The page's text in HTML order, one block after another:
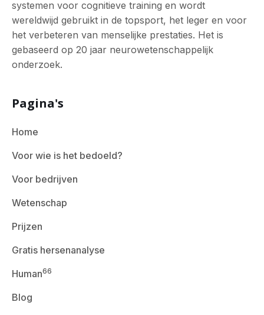
systemen voor cognitieve training en wordt
wereldwijd gebruikt in de topsport, het leger en voor
het verbeteren van menselijke prestaties. Het is
gebaseerd op 20 jaar neurowetenschappelijk
onderzoek.
Pagina's
Home
Voor wie is het bedoeld?
Voor bedrijven
Wetenschap
Prijzen
Gratis hersenanalyse
Human66
Blog